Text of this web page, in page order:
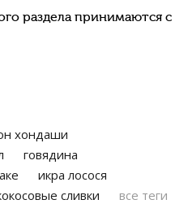
раздела принимаются с
хондаши
говядина
икра лосося
сливки все теги